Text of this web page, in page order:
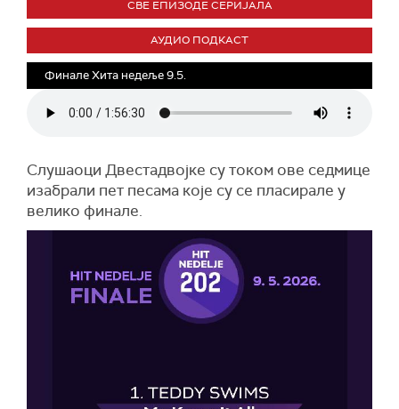
СВЕ ЕПИЗОДЕ СЕРИЈАЛА
АУДИО ПОДКАСТ
Финале Хита недеље 9.5.
Слушаоци Двестадвојке су током ове седмице
изабрали пет песама које су се пласирале у
велико финале.